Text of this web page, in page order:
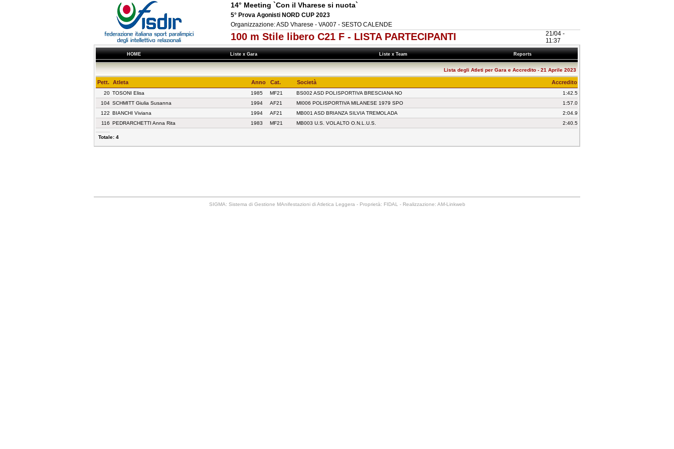
14° Meeting `Con il Vharese si nuota`
5° Prova Agonisti NORD CUP 2023
Organizzazione: ASD Vharese - VA007 - SESTO CALENDE
100 m Stile libero C21 F - LISTA PARTECIPANTI
21/04 -
11:37
HOME Liste x Gara Liste x Team Reports
Lista degli Atleti per Gara e Accredito - 21 Aprile 2023
Pett. Atleta Anno Cat. Società Accredito
20 TOSONI Elisa 1985 MF21 BS002 ASD POLISPORTIVA BRESCIANA NO
1:42.5
104 SCHMITT Giulia Susanna 1994 AF21 MI006 POLISPORTIVA MILANESE 1979 SPO
1:57.0
122 BIANCHI Viviana 1994 AF21 MB001 ASD BRIANZA SILVIA TREMOLADA
2:04.9
116 PEDRARCHETTI Anna Rita 1983 MF21 MB003 U.S. VOLALTO O.N.L.U.S. 2:40.5
Totale: 4
SIGMA: Sistema di Gestione MAnifestazioni di Atletica Leggera - Proprietà: FIDAL - Realizzazione: AM-Linkweb